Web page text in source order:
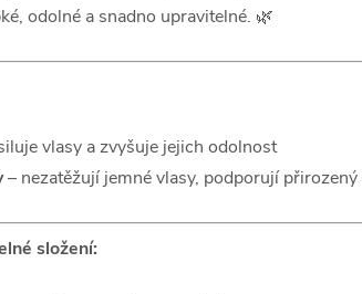
odolné a snadno upravitelné. 🌿
vlasy a zvyšuje jejich odolnost
– nezatěžují jemné vlasy, podporují přirozený
složení: